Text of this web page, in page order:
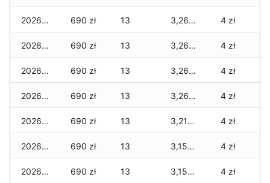
2026-06-23 690 zł 13 3,260 zł 4 zł
2026-06-22 690 zł 13 3,260 zł 4 zł
2026-06-21 690 zł 13 3,260 zł 4 zł
2026-06-20 690 zł 13 3,260 zł 4 zł
2026-06-19 690 zł 13 3,210 zł 4 zł
2026-06-18 690 zł 13 3,150 zł 4 zł
2026-06-17 690 zł 13 3,150 zł 4 zł